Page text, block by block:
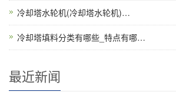
冷却塔水轮机(冷却塔水轮机)…
冷却塔填料分类有哪些_特点有哪…
最近新闻